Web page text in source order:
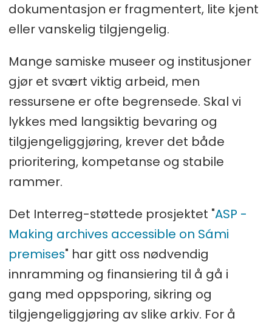
dokumentasjon er fragmentert, lite kjent
eller vanskelig tilgjengelig.
Mange samiske museer og institusjoner
gjør et svært viktig arbeid, men
ressursene er ofte begrensede. Skal vi
lykkes med langsiktig bevaring og
tilgjengeliggjøring, krever det både
prioritering, kompetanse og stabile
rammer.
Det Interreg-støttede prosjektet "ASP -
Making archives accessible on Sámi
premises" har gitt oss nødvendig
innramming og finansiering til å gå i
gang med oppsporing, sikring og
tilgjengeliggjøring av slike arkiv. For å